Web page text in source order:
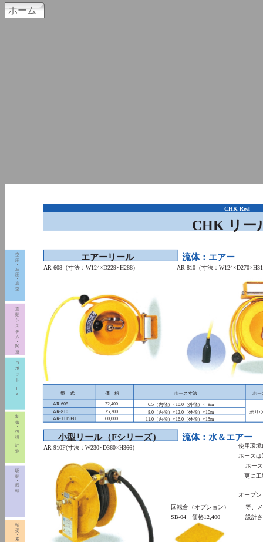
ホーム
CHK リー
CHK Reel
空
圧
・
油
圧
・
真
空
直
動
シ
ス
テ
ム
・
関
連
ロ
ボ
ッ
ト
・
Ｆ
Ａ
制
御
・
検
出
・
計
測
駆
動
・
回
転
軸
受
・
素
エアーリール 流体：エアー
AR-608（寸法：W124×D229×H288） AR-810（寸法：
ホー
ホース寸法
価 格
型 式
ポリ
6.5（内径）×10.0（外径）× 8m
22,400
AR-608
8.0（内径）×12.0（外径）×10m
35,200
AR-810
11.0（内径）×16.0（外径）×15m
60,000
AR-1115FU
小型リール （Fシリーズ） 流体：水＆エアー
AR-910F(寸法：W230×D360×H366）
回転台（オプション）
SB-04 価格12,400
使用環
ホース
ホー
更に工
オープ
等、
設計